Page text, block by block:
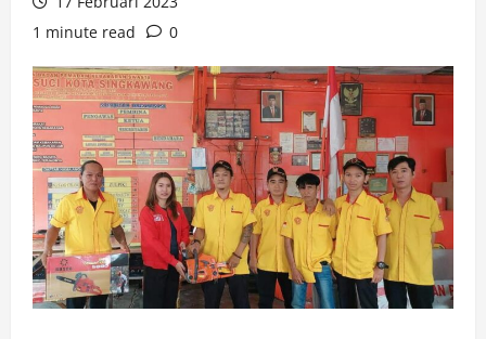
1 minute read
0